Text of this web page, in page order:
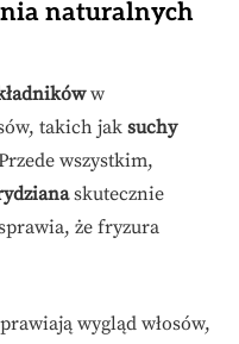
naturalnych
w
takich jaksuchy
wszystkim,
skutecznie
że fryzura
wygląd włosów,